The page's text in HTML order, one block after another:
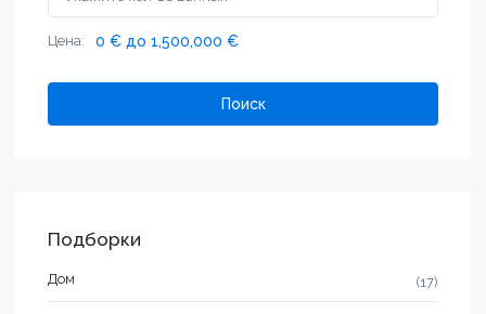
Цена: 0 € до 1,500,000 €
Поиск
Подборки
Дом (17)